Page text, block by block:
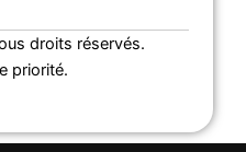
droits réservés.
priorité.